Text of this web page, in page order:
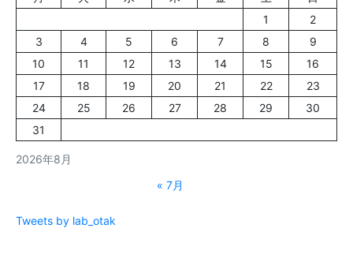
2026年8月
1
2
3
4 5 6 7 8
9
10
11 12 13 14 15
16
17
18 19 20 21 22
23
24
25 26 27 28 29
30
31
« 7月
Tweets by lab_otak